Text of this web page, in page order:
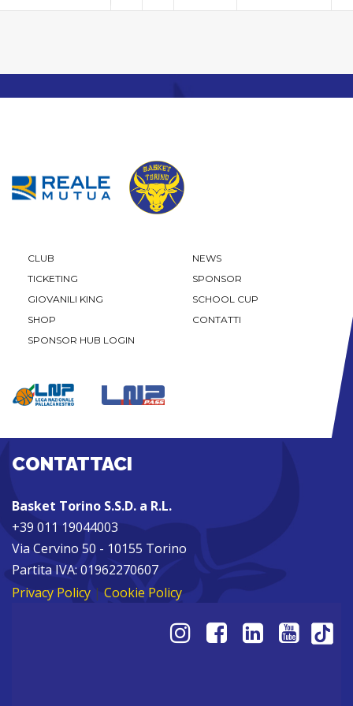
CLUB
NEWS
TICKETING
SPONSOR
GIOVANILI KING
SCHOOL CUP
SHOP
CONTATTI
SPONSOR HUB LOGIN
CONTATTACI
Basket Torino S.S.D. a R.L.
+39 011 19044003
Via Cervino 50 - 10155 Torino
Partita IVA: 01962270607
Privacy Policy | Cookie Policy